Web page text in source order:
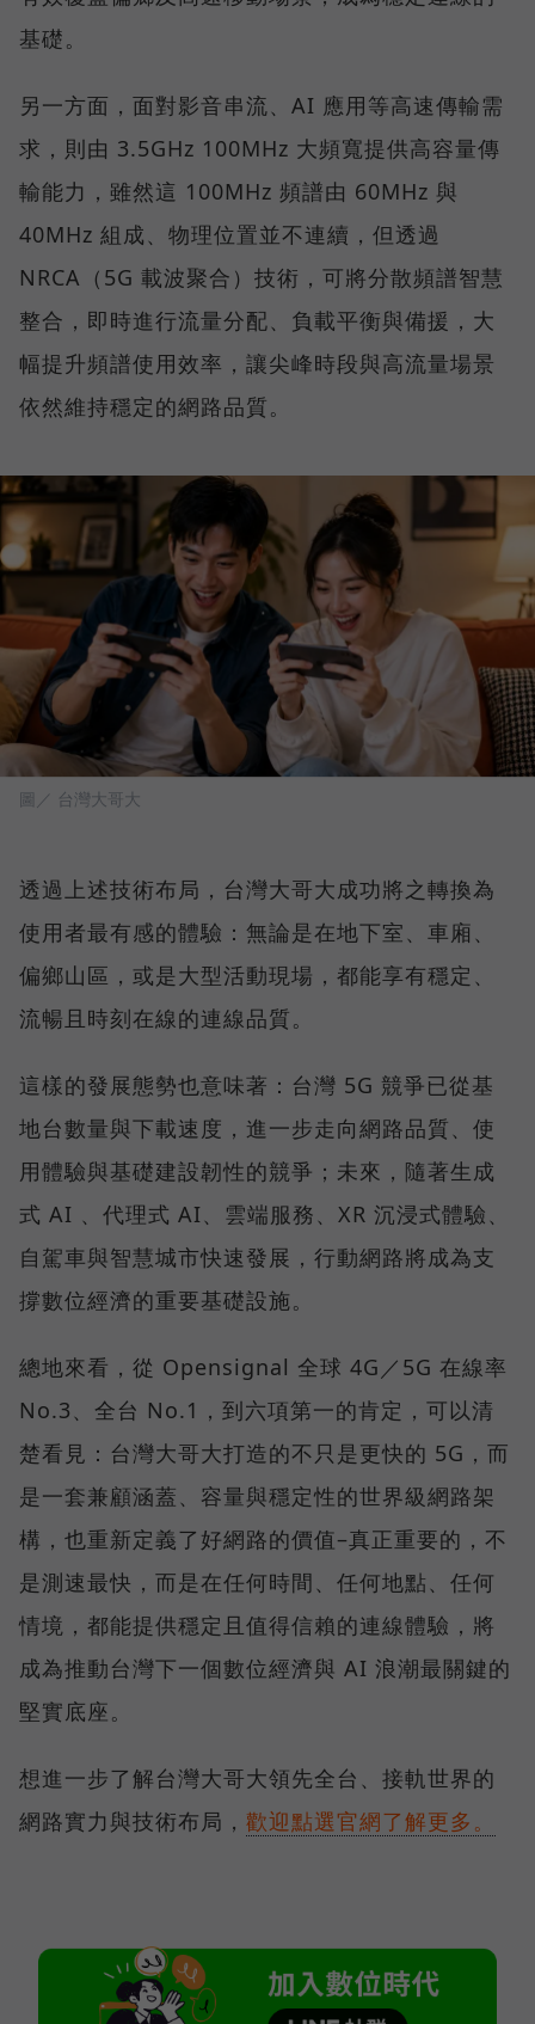
基礎。
另一方面，面對影音串流、AI 應用等高速傳輸需
求，則由 3.5GHz 100MHz 大頻寬提供高容量傳
輸能力，雖然這 100MHz 頻譜由 60MHz 與
40MHz 組成、物理位置並不連續，但透過
NRCA（5G 載波聚合）技術，可將分散頻譜智慧
整合，即時進行流量分配、負載平衡與備援，大
幅提升頻譜使用效率，讓尖峰時段與高流量場景
依然維持穩定的網路品質。
圖／ 台灣大哥大
透過上述技術布局，台灣大哥大成功將之轉換為
使用者最有感的體驗：無論是在地下室、車廂、
偏鄉山區，或是大型活動現場，都能享有穩定、
流暢且時刻在線的連線品質。
這樣的發展態勢也意味著：台灣 5G 競爭已從基
地台數量與下載速度，進一步走向網路品質、使
用體驗與基礎建設韌性的競爭；未來，隨著生成
式 AI 、代理式 AI、雲端服務、XR 沉浸式體驗、
自駕車與智慧城市快速發展，行動網路將成為支
撐數位經濟的重要基礎設施。
總地來看，從 Opensignal 全球 4G／5G 在線率
No.3、全台 No.1，到六項第一的肯定，可以清
楚看見：台灣大哥大打造的不只是更快的 5G，而
是一套兼顧涵蓋、容量與穩定性的世界級網路架
構，也重新定義了好網路的價值–真正重要的，不
是測速最快，而是在任何時間、任何地點、任何
情境，都能提供穩定且值得信賴的連線體驗，將
成為推動台灣下一個數位經濟與 AI 浪潮最關鍵的
堅實底座。
想進一步了解台灣大哥大領先全台、接軌世界的
網路實力與技術布局， 歡迎點選官網了解更多。